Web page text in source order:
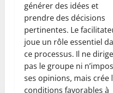
générer des idées et
prendre des décisions
pertinentes. Le
joue un rôle essentiel
ce processus. Il ne dirige
pas le groupe ni
ses opinions, mais crée
conditions favorables à